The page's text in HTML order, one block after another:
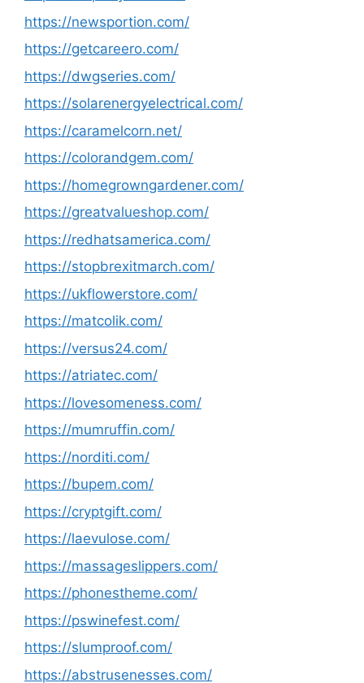
https://newsportion.com/
https://getcareero.com/
https://dwgseries.com/
https://solarenergyelectrical.com/
https://caramelcorn.net/
https://colorandgem.com/
https://homegrowngardener.com/
https://greatvalueshop.com/
https://redhatsamerica.com/
https://stopbrexitmarch.com/
https://ukflowerstore.com/
https://matcolik.com/
https://versus24.com/
https://atriatec.com/
https://lovesomeness.com/
https://mumruffin.com/
https://norditi.com/
https://bupem.com/
https://cryptgift.com/
https://laevulose.com/
https://massageslippers.com/
https://phonestheme.com/
https://pswinefest.com/
https://slumproof.com/
https://abstrusenesses.com/